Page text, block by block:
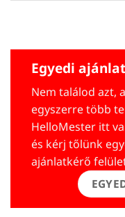
Egyedi
Nem találod azt,
egyszerre több
HelloMester itt
és kérj tőlünk
ajánlatkérő